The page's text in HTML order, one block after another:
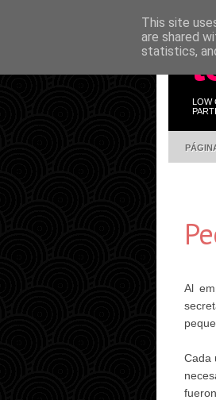
LOW
Al
Cada
This site
are shared
statistics,